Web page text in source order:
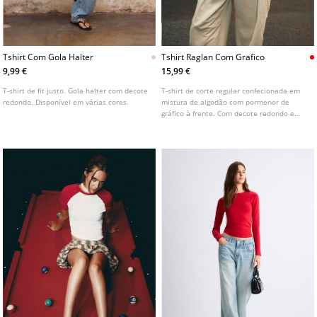
Tshirt Com Gola Halter
9,99 €
T-shirt de fit justo. Gola halter com decote
redondo. Disponível em várias cores.
Tshirt Raglan Com Grafico
15,99 €
T-shirt de corte regular confecionada em
mistura de algodão com pormenor de
gráfico à frente. Com decote redondo e